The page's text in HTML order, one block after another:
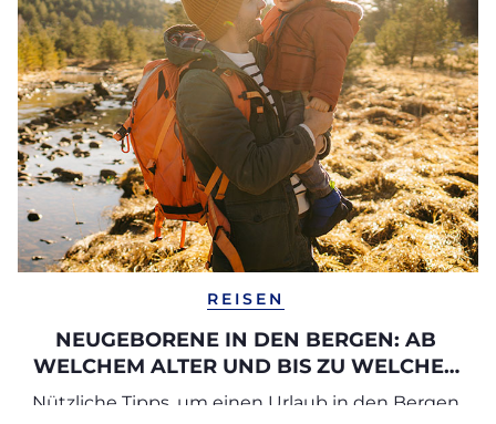
REISEN
NEUGEBORENE IN DEN BERGEN: AB
WELCHEM ALTER UND BIS ZU WELCHER
HÖHE?
Nützliche Tipps, um einen Urlaub in den Bergen